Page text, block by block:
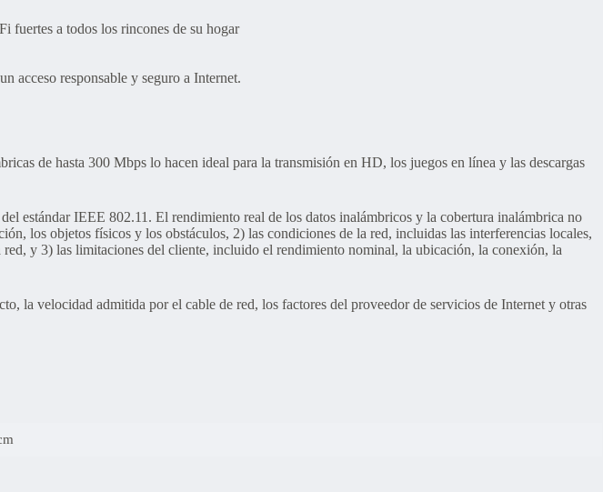
fuertes a todos los rincones de su hogar
acceso responsable y seguro a Internet.
de hasta 300 Mbps lo hacen ideal para la transmisión en HD, los juegos en línea y las descargas
estándar IEEE 802.11. El rendimiento real de los datos inalámbricos y la cobertura inalámbrica no
los objetos físicos y los obstáculos, 2) las condiciones de la red, incluidas las interferencias locales,
y 3) las limitaciones del cliente, incluido el rendimiento nominal, la ubicación, la conexión, la
la velocidad admitida por el cable de red, los factores del proveedor de servicios de Internet y otras